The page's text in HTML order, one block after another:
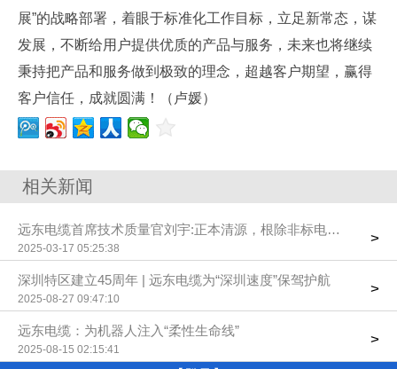
展”的战略部署，着眼于标准化工作目标，立足新常态，谋
发展，不断给用户提供优质的产品与服务，未来也将继续
秉持把产品和服务做到极致的理念，超越客户期望，赢得
客户信任，成就圆满！（卢媛）
相关新闻
远东电缆首席技术质量官刘宇:正本清源，根除非标电线电缆之害
2025-03-17 05:25:38
>
深圳特区建立45周年 | 远东电缆为“深圳速度”保驾护航
2025-08-27 09:47:10
>
远东电缆：为机器人注入“柔性生命线”
2025-08-15 02:15:41
>